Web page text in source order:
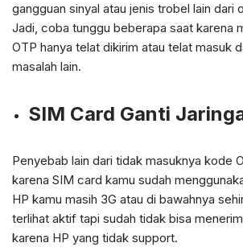
gangguan sinyal atau jenis trobel lain dari
Jadi, coba tunggu beberapa saat karena
OTP hanya telat dikirim atau telat masuk
masalah lain.
SIM Card Ganti
Penyebab lain dari tidak masuknya kode
karena SIM card kamu sudah
HP kamu masih 3G atau di bawahnya
terlihat aktif tapi sudah tidak bisa
karena HP yang tidak support.